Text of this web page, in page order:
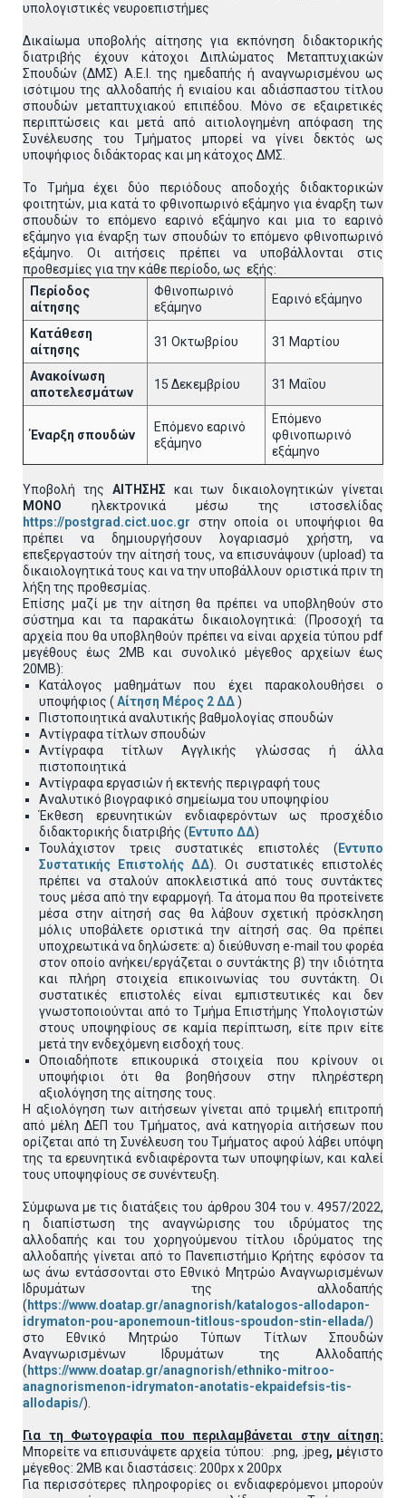
υπολογιστικές νευροεπιστήμες
Δικαίωμα υποβολής αίτησης για εκπόνηση διδακτορικής
διατριβής έχουν κάτοχοι Διπλώματος Μεταπτυχιακών
Σπουδών (ΔΜΣ) Α.Ε.Ι. της ημεδαπής ή αναγνωρισμένου ως
ισότιμου της αλλοδαπής ή ενιαίου και αδιάσπαστου τίτλου
σπουδών μεταπτυχιακού επιπέδου. Μόνο σε εξαιρετικές
περιπτώσεις και μετά από αιτιολογημένη απόφαση της
Συνέλευσης του Τμήματος μπορεί να γίνει δεκτός ως
υποψήφιος διδάκτορας και μη κάτοχος ΔΜΣ.
Το Τμήμα έχει δύο περιόδους αποδοχής διδακτορικών
φοιτητών, μια κατά το φθινοπωρινό εξάμηνο για έναρξη των
σπουδών το επόμενο εαρινό εξάμηνο και μια το εαρινό
εξάμηνο για έναρξη των σπουδών το επόμενο φθινοπωρινό
εξάμηνο. Οι αιτήσεις πρέπει να υποβάλλονται στις
προθεσμίες για την κάθε περίοδο, ως εξής:
Περίοδος
αίτησης
Φθινοπωρινό
εξάμηνο
Εαρινό εξάμηνο
Κατάθεση
αίτησης
31 Οκτωβρίου 31 Μαρτίου
Ανακοίνωση
αποτελεσμάτων
15 Δεκεμβρίου 31 Μαΐου
Έναρξη σπουδών
Επόμενο εαρινό
εξάμηνο
Επόμενο
φθινοπωρινό
εξάμηνο
Υποβολή της ΑΙΤΗΣΗΣ και των δικαιολογητικών γίνεται
MONO ηλεκτρονικά μέσω της ιστοσελίδας
https://postgrad.cict.uoc.gr στην οποία οι υποψήφιοι θα
πρέπει να δημιουργήσουν λογαριασμό χρήστη, να
επεξεργαστούν την αίτησή τους, να επισυνάψουν (upload) τα
δικαιολογητικά τους και να την υποβάλλουν οριστικά πριν τη
λήξη της προθεσμίας.
Επίσης μαζί με την αίτηση θα πρέπει να υποβληθούν στο
σύστημα και τα παρακάτω δικαιολογητικά: (Προσοχή τα
αρχεία που θα υποβληθούν πρέπει να είναι αρχεία τύπου pdf
μεγέθους έως 2ΜΒ και συνολικό μέγεθος αρχείων έως
20ΜΒ):
Κατάλογος μαθημάτων που έχει παρακολουθήσει ο
υποψήφιος ( Αίτηση Μέρος 2 ΔΔ)
Πιστοποιητικά αναλυτικής βαθμολογίας σπουδών
Αντίγραφα τίτλων σπουδών
Αντίγραφα τίτλων Αγγλικής γλώσσας ή άλλα
πιστοποιητικά
Αντίγραφα εργασιών ή εκτενής περιγραφή τους
Αναλυτικό βιογραφικό σημείωμα του υποψηφίου
Έκθεση ερευνητικών ενδιαφερόντων ως προσχέδιο
διδακτορικής διατριβής ( Εντυπο ΔΔ)
Τουλάχιστον τρεις συστατικές επιστολές ( Εντυπο
Συστατικής Επιστολής ΔΔ). Οι συστατικές επιστολές
πρέπει να σταλούν αποκλειστικά από τους συντάκτες
τους μέσα από την εφαρμογή. Τα άτομα που θα προτείνετε
μέσα στην αίτησή σας θα λάβουν σχετική πρόσκληση
μόλις υποβάλετε οριστικά την αίτησή σας. Θα πρέπει
υποχρεωτικά να δηλώσετε: α) διεύθυνση e-mail του φορέα
στον οποίο ανήκει/εργάζεται ο συντάκτης β) την ιδιότητα
και πλήρη στοιχεία επικοινωνίας του συντάκτη. Οι
συστατικές επιστολές είναι εμπιστευτικές και δεν
γνωστοποιούνται από το Τμήμα Επιστήμης Υπολογιστών
στους υποψηφίους σε καμία περίπτωση, είτε πριν είτε
μετά την ενδεχόμενη εισδοχή τους.
Οποιαδήποτε επικουρικά στοιχεία που κρίνουν οι
υποψήφιοι ότι θα βοηθήσουν στην πληρέστερη
αξιολόγηση της αίτησης τους.
H αξιολόγηση των αιτήσεων γίνεται από τριμελή επιτροπή
από μέλη ΔΕΠ του Τμήματος, ανά κατηγορία αιτήσεων που
ορίζεται από τη Συνέλευση του Τμήματος αφού λάβει υπόψη
της τα ερευνητικά ενδιαφέροντα των υποψηφίων, και καλεί
τους υποψηφίους σε συνέντευξη.
Σύμφωνα με τις διατάξεις του άρθρου 304 του ν. 4957/2022,
η διαπίστωση της αναγνώρισης του ιδρύματος της
αλλοδαπής και του χορηγούμενου τίτλου ιδρύματος της
αλλοδαπής γίνεται από το Πανεπιστήμιο Κρήτης εφόσον τα
ως άνω εντάσσονται στο Εθνικό Μητρώο Αναγνωρισμένων
Ιδρυμάτων της αλλοδαπής
( https://www.doatap.gr/anagnorish/katalogos-allodapon-
idrymaton-pou-aponemoun-titlous-spoudon-stin-ellada/)
στο Εθνικό Μητρώο Τύπων Τίτλων Σπουδών
Αναγνωρισμένων Ιδρυμάτων της Αλλοδαπής
( https://www.doatap.gr/anagnorish/ethniko-mitroo-
anagnorismenon-idrymaton-anotatis-ekpaidefsis-tis-
allodapis/).
Για τη Φωτογραφία που περιλαμβάνεται στην αίτηση:
Μπορείτε να επισυνάψετε αρχεία τύπου: .png, .jpeg, μέγιστο
μέγεθος: 2MB και διαστάσεις: 200px x 200px
Για περισσότερες πληροφορίες οι ενδιαφερόμενοι μπορούν